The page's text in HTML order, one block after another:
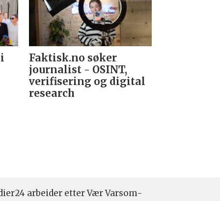
Faktisk.no søker
journalist - OSINT,
verifisering og digital
research­
arbeider etter Vær Varsom-